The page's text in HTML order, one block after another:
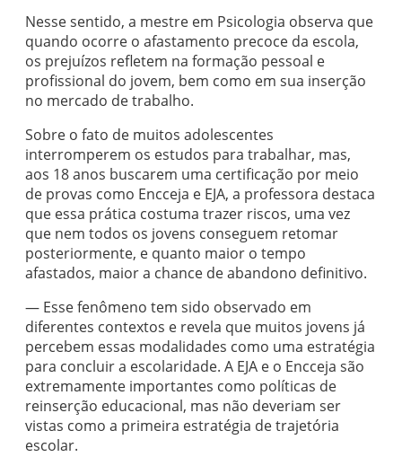
Nesse sentido, a mestre em Psicologia observa que
quando ocorre o afastamento precoce da escola,
os prejuízos refletem na formação pessoal e
profissional do jovem, bem como em sua inserção
no mercado de trabalho.
Sobre o fato de muitos adolescentes
interromperem os estudos para trabalhar, mas,
aos 18 anos buscarem uma certificação por meio
de provas como Encceja e EJA, a professora destaca
que essa prática costuma trazer riscos, uma vez
que nem todos os jovens conseguem retomar
posteriormente, e quanto maior o tempo
afastados, maior a chance de abandono definitivo.
— Esse fenômeno tem sido observado em
diferentes contextos e revela que muitos jovens já
percebem essas modalidades como uma estratégia
para concluir a escolaridade. A EJA e o Encceja são
extremamente importantes como políticas de
reinserção educacional, mas não deveriam ser
vistas como a primeira estratégia de trajetória
escolar.